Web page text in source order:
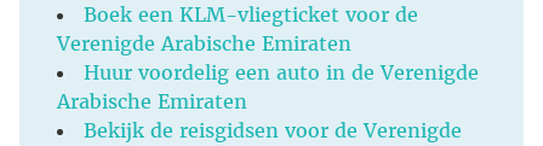
Boek een KLM-vliegticket voor de
Verenigde Arabische Emiraten
Huur voordelig een auto in de Verenigde
Arabische Emiraten
Bekijk de reisgidsen voor de Verenigde